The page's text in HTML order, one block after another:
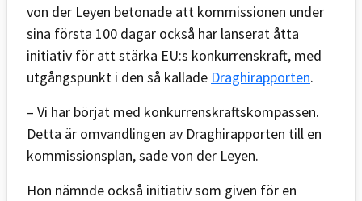
von der Leyen betonade att kommissionen under
sina första 100 dagar också har lanserat åtta
initiativ för att stärka EU:s konkurrenskraft, med
utgångspunkt i den så kallade Draghirapporten.
– Vi har börjat med konkurrenskraftskompassen.
Detta är omvandlingen av Draghirapporten till en
kommissionsplan, sade von der Leyen.
Hon nämnde också initiativ som given för en